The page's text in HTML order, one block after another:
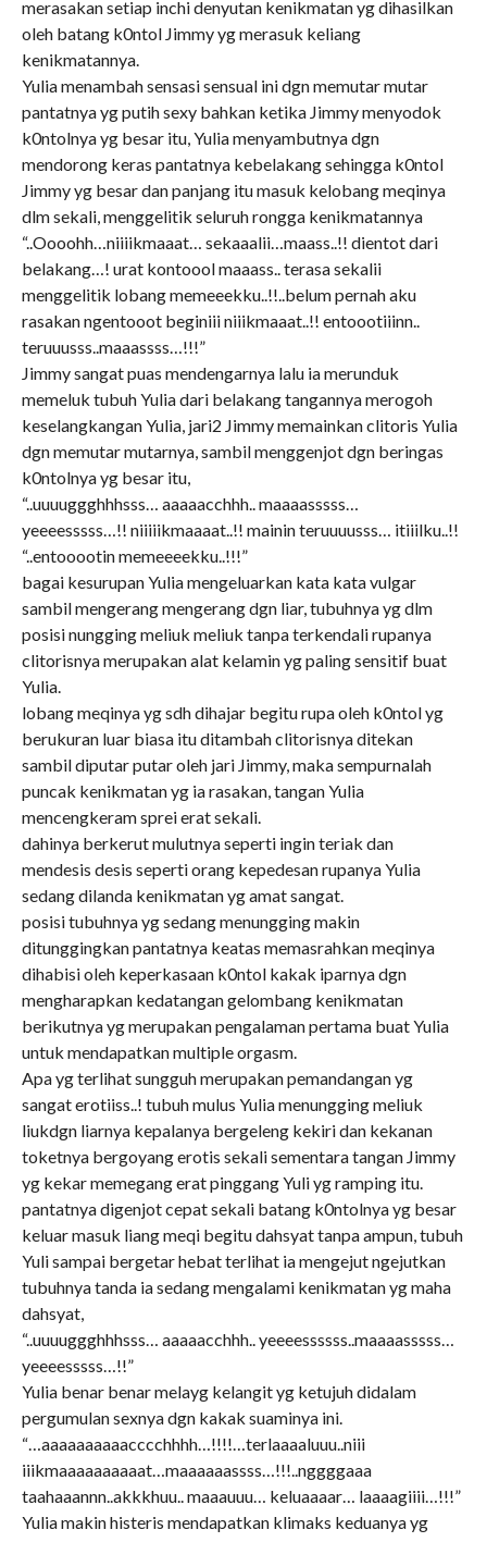
merasakan setiap inchi denyutan kenikmatan yg dihasilkan
oleh batang k0ntol Jimmy yg merasuk keliang
kenikmatannya.
Yulia menambah sensasi sensual ini dgn memutar mutar
pantatnya yg putih sexy bahkan ketika Jimmy menyodok
k0ntolnya yg besar itu, Yulia menyambutnya dgn
mendorong keras pantatnya kebelakang sehingga k0ntol
Jimmy yg besar dan panjang itu masuk kelobang meqinya
dlm sekali, menggelitik seluruh rongga kenikmatannya
“..Oooohh…niiiikmaaat… sekaaalii…maass..!! dientot dari
belakang…! urat kontoool maaass.. terasa sekalii
menggelitik lobang memeeekku..!!..belum pernah aku
rasakan ngentooot beginiii niiikmaaat..!! entoootiiinn..
teruuusss..maaassss…!!!”
Jimmy sangat puas mendengarnya lalu ia merunduk
memeluk tubuh Yulia dari belakang tangannya merogoh
keselangkangan Yulia, jari2 Jimmy memainkan clitoris Yulia
dgn memutar mutarnya, sambil menggenjot dgn beringas
k0ntolnya yg besar itu,
“..uuuuggghhhsss… aaaaacchhh.. maaaasssss…
yeeeesssss…!! niiiiikmaaaat..!! mainin teruuuusss… itiiilku..!!
“..entooootin memeeeekku..!!!”
bagai kesurupan Yulia mengeluarkan kata kata vulgar
sambil mengerang mengerang dgn liar, tubuhnya yg dlm
posisi nungging meliuk meliuk tanpa terkendali rupanya
clitorisnya merupakan alat kelamin yg paling sensitif buat
Yulia.
lobang meqinya yg sdh dihajar begitu rupa oleh k0ntol yg
berukuran luar biasa itu ditambah clitorisnya ditekan
sambil diputar putar oleh jari Jimmy, maka sempurnalah
puncak kenikmatan yg ia rasakan, tangan Yulia
mencengkeram sprei erat sekali.
dahinya berkerut mulutnya seperti ingin teriak dan
mendesis desis seperti orang kepedesan rupanya Yulia
sedang dilanda kenikmatan yg amat sangat.
posisi tubuhnya yg sedang menungging makin
ditunggingkan pantatnya keatas memasrahkan meqinya
dihabisi oleh keperkasaan k0ntol kakak iparnya dgn
mengharapkan kedatangan gelombang kenikmatan
berikutnya yg merupakan pengalaman pertama buat Yulia
untuk mendapatkan multiple orgasm.
Apa yg terlihat sungguh merupakan pemandangan yg
sangat erotiiss..! tubuh mulus Yulia menungging meliuk
liukdgn liarnya kepalanya bergeleng kekiri dan kekanan
toketnya bergoyang erotis sekali sementara tangan Jimmy
yg kekar memegang erat pinggang Yuli yg ramping itu.
pantatnya digenjot cepat sekali batang k0ntolnya yg besar
keluar masuk liang meqi begitu dahsyat tanpa ampun, tubuh
Yuli sampai bergetar hebat terlihat ia mengejut ngejutkan
tubuhnya tanda ia sedang mengalami kenikmatan yg maha
dahsyat,
“..uuuuggghhhsss… aaaaacchhh.. yeeeessssss..maaaasssss…
yeeeesssss…!!”
Yulia benar benar melayg kelangit yg ketujuh didalam
pergumulan sexnya dgn kakak suaminya ini.
“…aaaaaaaaaacccchhhh…!!!!…terlaaaaluuu..niii
iiikmaaaaaaaaaat…maaaaaassss…!!!..nggggaaa
taahaaannn..akkkhuu.. maaauuu… keluaaaar… laaaagiiii…!!!”
Yulia makin histeris mendapatkan klimaks keduanya yg